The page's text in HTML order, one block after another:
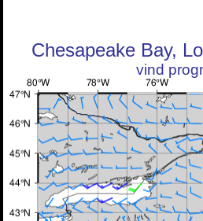
Chesapeake Bay,
vind